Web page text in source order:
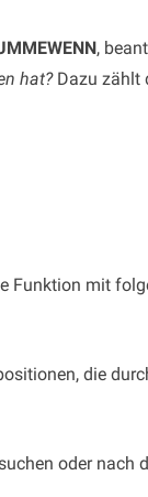
,
hat?Dazu zählt
Funktion mit
die
suchen oder nach